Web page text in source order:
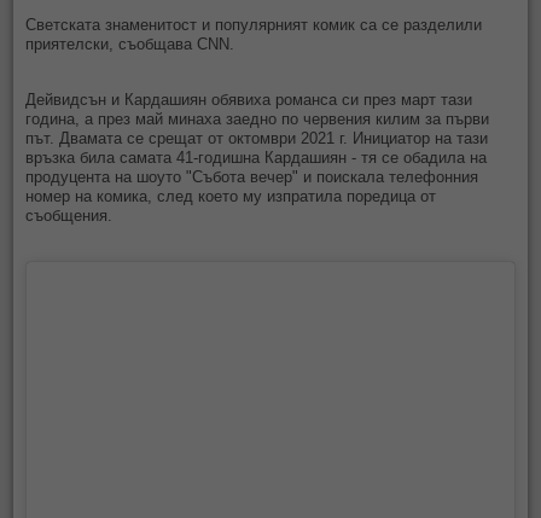
Светската знаменитост и популярният комик са се разделили
приятелски, съобщава CNN.
Дейвидсън и Кардашиян обявиха романса си през март тази
година, а през май минаха заедно по червения килим за първи
път. Двамата се срещат от октомври 2021 г. Инициатор на тази
връзка била самата 41-годишна Кардашиян - тя се обадила на
продуцента на шоуто "Събота вечер" и поискала телефонния
номер на комика, след което му изпратила поредица от
съобщения.